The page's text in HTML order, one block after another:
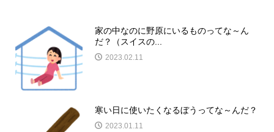
家の中なのに野原にいるものってな～ん
だ？（スイスの...
2023.02.11
寒い日に使いたくなるぼうってな～んだ？
2023.01.11